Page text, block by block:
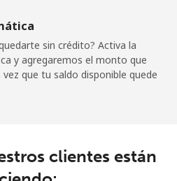
71 min por
⁦£10⁩
sin crédito? Activa la
y agregaremos el monto que
que tu saldo disponible quede
clientes están